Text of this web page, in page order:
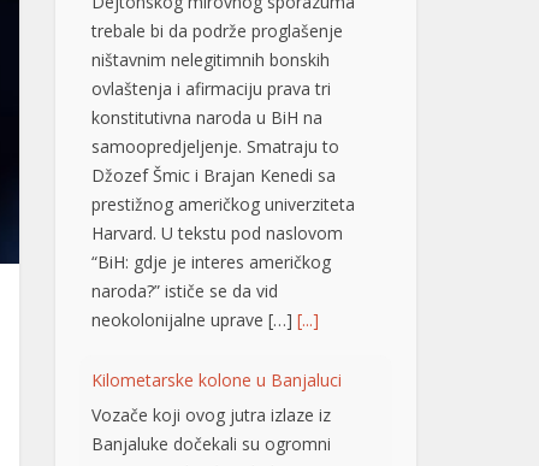
ništavnim nelegitimnih bonskih
ovlaštenja i afirmaciju prava tri
konstitutivna naroda u BiH na
samoopredjeljenje. Smatraju to
Džozef Šmic i Brajan Kenedi sa
prestižnog američkog univerziteta
Harvard. U tekstu pod naslovom
“BiH: gdje je interes američkog
naroda?” ističe se da vid
neokolonijalne uprave […][...]
Kilometarske kolone u Banjaluci
Vozače koji ovog jutra izlaze iz
zastoji i saobraćajni kolaps,
uzrokovani radovima i izmjenama